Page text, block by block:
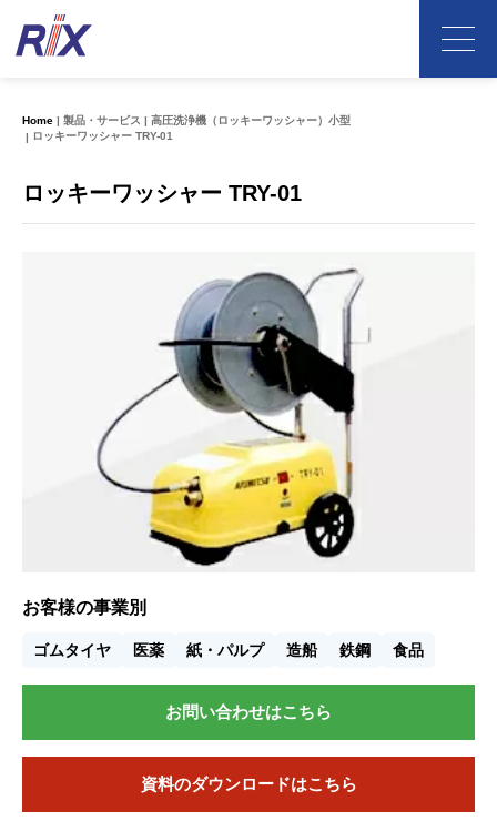
Home 製品・サービス
高圧洗浄機（ロッキーワッシャー）小型
ロッキーワッシャー TRY-01
ロッキーワッシャー TRY-01
お客様の事業別
ゴムタイヤ 医薬 紙・パルプ 造船 鉄鋼 食品
お問い合わせはこちら
資料のダウンロードはこちら